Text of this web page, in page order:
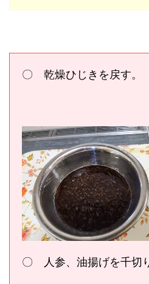
〇 乾燥ひじきを戻す。
〇 人参、油揚げを千切